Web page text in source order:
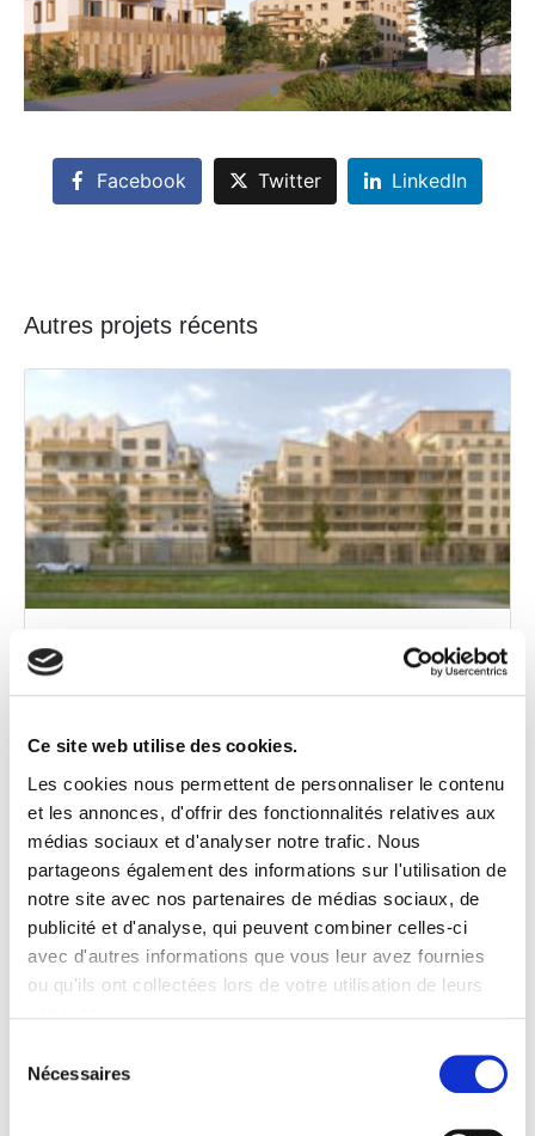
Ce site web utilise des cookies.
Les cookies nous permettent de personnaliser le contenu
et les annonces, d'offrir des fonctionnalités relatives aux
médias sociaux et d'analyser notre trafic. Nous
partageons également des informations sur l'utilisation de
notre site avec nos partenaires de médias sociaux, de
publicité et d'analyse, qui peuvent combiner celles-ci
avec d'autres informations que vous leur avez fournies
ou qu'ils ont collectées lors de votre utilisation de leurs
Nécessaires
Facebook Twitter LinkedIn
Autres projets récents
Orly, « Parcs en Seine »
Villejuif, avenue du Président Allende